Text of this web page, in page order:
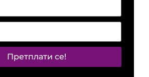
Претплати се!